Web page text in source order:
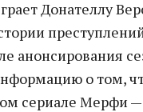
Донателлу
анонсирования
о том,
сериале Мерфи